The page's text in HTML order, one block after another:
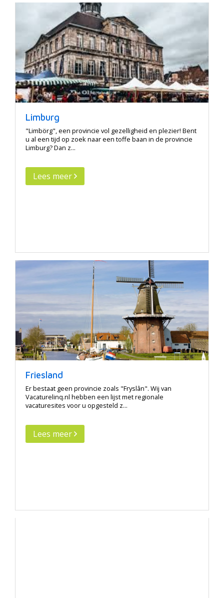
Limburg
"Limbörg", een provincie vol gezelligheid en plezier! Bent
u al een tijd op zoek naar een toffe baan in de provincie
Limburg? Dan z...
Lees meer
Friesland
Er bestaat geen provincie zoals "Fryslân". Wij van
Vacaturelinq.nl hebben een lijst met regionale
vacaturesites voor u opgesteld z...
Lees meer